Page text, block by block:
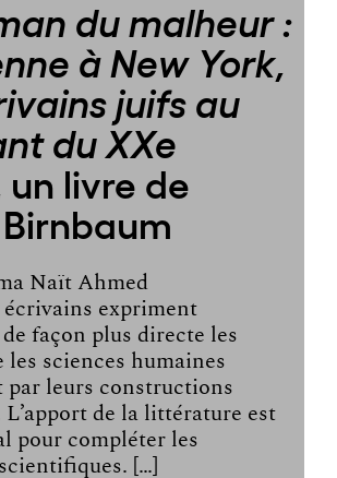
du malheur :
à New York,
juifs au
du XXe
un livre de
Naït Ahmed
écrivains expriment
façon plus directe les
les sciences humaines
par leurs constructions
de la littérature est
pour compléter les
[…]